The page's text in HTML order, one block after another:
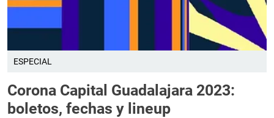
ESPECIAL
Corona Capital Guadalajara 2023:
boletos, fechas y lineup